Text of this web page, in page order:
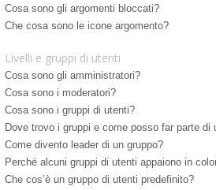
Cosa sono gli argomenti bloccati?
Che cosa sono le icone argomento?
Livelli e gruppi di utenti
Cosa sono gli amministratori?
Cosa sono i moderatori?
Cosa sono i gruppi di utenti?
Dove trovo i gruppi e come posso far parte di
Come divento leader di un gruppo?
Perché alcuni gruppi di utenti appaiono in
Che cos’è un gruppo di utenti predefinito?